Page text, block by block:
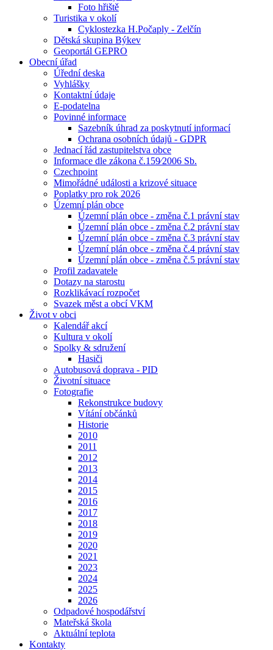
Foto hřiště
Turistika v okolí
Cyklostezka H.Počaply - Zelčín
Dětská skupina Býkev
Geoportál GEPRO
Obecní úřad
Úřední deska
Vyhlášky
Kontaktní údaje
E-podatelna
Povinné informace
Sazebník úhrad za poskytnutí informací
Ochrana osobních údajů - GDPR
Jednací řád zastupitelstva obce
Informace dle zákona č.159⁄2006 Sb.
Czechpoint
Mimořádné události a krizové situace
Poplatky pro rok 2026
Územní plán obce
Územní plán obce - změna č.1 právní stav
Územní plán obce - změna č.2 právní stav
Územní plán obce - změna č.3 právní stav
Územní plán obce - změna č.4 právní stav
Územní plán obce - změna č.5 právní stav
Profil zadavatele
Dotazy na starostu
Rozklikávací rozpočet
Svazek měst a obcí VKM
Život v obci
Kalendář akcí
Kultura v okolí
Spolky & sdružení
Hasiči
Autobusová doprava - PID
Životní situace
Fotografie
Rekonstrukce budovy
Vítání občánků
Historie
2010
2011
2012
2013
2014
2015
2016
2017
2018
2019
2020
2021
2023
2024
2025
2026
Odpadové hospodářství
Mateřská škola
Aktuální teplota
Kontakty